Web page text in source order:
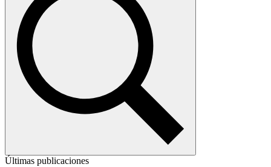
Últimas publicaciones